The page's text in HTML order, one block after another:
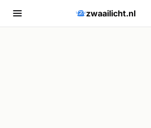
zwaailicht.nl